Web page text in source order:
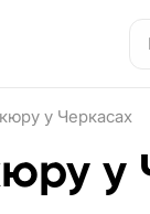
у Черкасах